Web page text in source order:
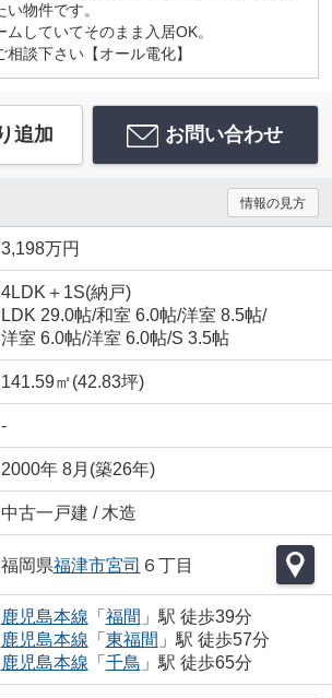
物件です。
していてそのまま入居OK。
談下さい【オール電化】
追加 お問い合わせ
情報の見方
3,198万円
4LDK＋1S(納戸)
LDK 29.0帖/和室 6.0帖/洋室 8.5帖/
洋室 6.0帖/洋室 6.0帖/S 3.5帖
141.59㎡(42.83坪)
-
2000年 8月(築26年)
中古一戸建 / 木造
福岡県福津市宮司 ６丁目
鹿児島本線 「 福間 」駅 徒歩39分
鹿児島本線 「 東福間 」駅 徒歩57分
鹿児島本線 「 千鳥 」駅 徒歩65分